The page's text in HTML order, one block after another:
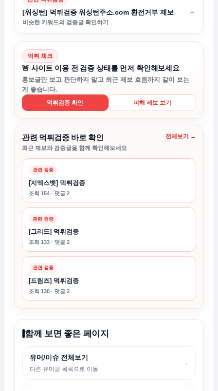
[워싱턴] 먹튀검증 워싱턴주소.com 환전거부 제보
비슷한 키워드의 검증글 확인하기
→
먹튀 체크
🚨 사이트 이용 전 검증 상태를 먼저 확인해보세요
홍보글만 보고 판단하지 말고 최근 제보 흐름까지 같이 보는
게 좋습니다.
먹튀검증 확인 피해 제보 보기
관련 먹튀검증 바로 확인
최근 제보와 검증글을 함께 확인해보세요
전체보기 →
관련 검증
[지엑스벳] 먹튀검증
조회 154 · 댓글 2
관련 검증
[그리드] 먹튀검증
조회 133 · 댓글 2
관련 검증
[드림즈] 먹튀검증
조회 130 · 댓글 2
함께 보면 좋은 페이지
유머/이슈 전체보기
다른 유머글 목록으로 이동
→